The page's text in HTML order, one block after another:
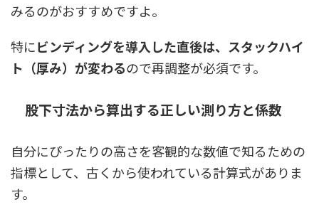
みるのがおすすめですよ。
特にビンディングを導入した直後は、スタックハイ
ト（厚み）が変わるので再調整が必須です。
股下寸法から算出する正しい測り方と係数
自分にぴったりの高さを客観的な数値で知るための
指標として、古くから使われている計算式がありま
す。